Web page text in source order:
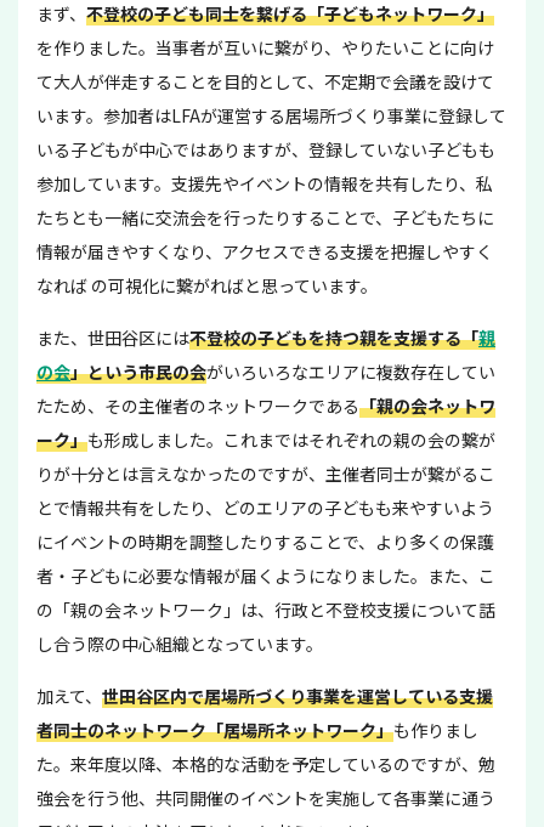
まず、 不登校の子ども同士を繋げる「子どもネットワーク」
を作りました。当事者が互いに繋がり、やりたいことに向け
て大人が伴走することを目的として、不定期で会議を設けて
います。参加者はLFAが運営する居場所づくり事業に登録して
いる子どもが中心ではありますが、登録していない子どもも
参加しています。支援先やイベントの情報を共有したり、私
たちとも一緒に交流会を行ったりすることで、子どもたちに
情報が届きやすくなり、アクセスできる支援を把握しやすく
なれば の可視化に繋がればと思っています。
また、世田谷区には不登校の子どもを持つ親を支援する「親
の会」という市民の会がいろいろなエリアに複数存在してい
たため、その主催者のネットワークである「親の会ネットワ
ーク」も形成しました。これまではそれぞれの親の会の繋が
りが十分とは言えなかったのですが、主催者同士が繋がるこ
とで情報共有をしたり、どのエリアの子どもも来やすいよう
にイベントの時期を調整したりすることで、より多くの保護
者・子どもに必要な情報が届くようになりました。また、こ
の「親の会ネットワーク」は、行政と不登校支援について話
し合う際の中心組織となっています。
加えて、 世田谷区内で居場所づくり事業を運営している支援
者同士のネットワーク「居場所ネットワーク」も作りまし
た。来年度以降、本格的な活動を予定しているのですが、勉
強会を行う他、共同開催のイベントを実施して各事業に通う